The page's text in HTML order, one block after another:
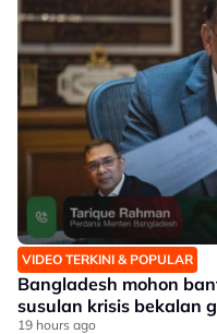
VIDEO TERKINI & POPULAR
Bangladesh mohon
susulan krisis bekalan
19 hours ago